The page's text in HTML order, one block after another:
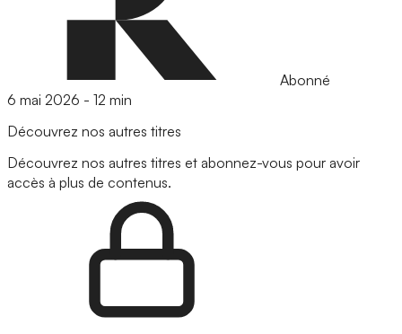
Abonné
6 mai 2026 - 12 min
Découvrez nos autres titres
Découvrez nos autres titres et abonnez-vous pour avoir
accès à plus de contenus.